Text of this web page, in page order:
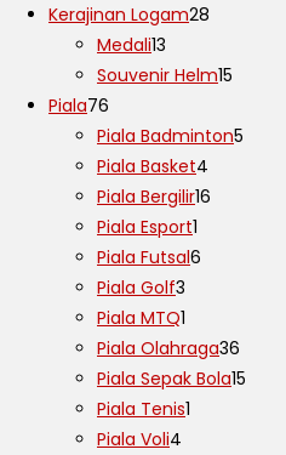
Kerajinan Logam28
Medali13
Souvenir Helm15
Piala76
Piala Badminton5
Piala Basket4
Piala Bergilir16
Piala Esport1
Piala Futsal6
Piala Golf3
Piala MTQ1
Piala Olahraga36
Piala Sepak Bola15
Piala Tenis1
Piala Voli4